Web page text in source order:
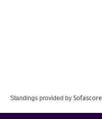
Standings provided by Sofascore